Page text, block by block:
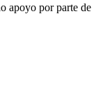
apoyo por parte de